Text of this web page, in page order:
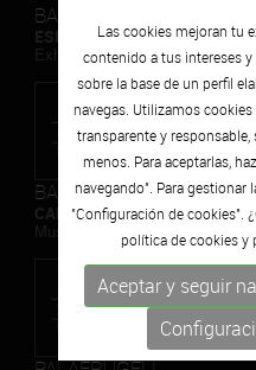
BARCELONA
ESPAIS VOLART
Exhibiciones temporales Arte
BARCELONA
CAN FRAMIS
Museo de Pintura
Las cookies mejoran tu
contenido a tus intereses
sobre la base de un perfil
navegas. Utilizamos
transparente y
menos. Para aceptarlas,
navegando". Para gestionar
"Configuración de cookies".
política de cookies y
Aceptar y seguir